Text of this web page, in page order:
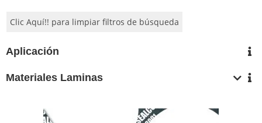
Clic Aquí!! para limpiar filtros de búsqueda
Aplicación
Materiales Laminas